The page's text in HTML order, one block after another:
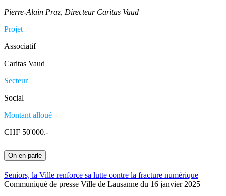
Pierre-Alain Praz, Directeur Caritas Vaud
Projet
Associatif
Caritas Vaud
Secteur
Social
Montant alloué
CHF 50'000.-
On en parle
Seniors, la Ville renforce sa lutte contre la fracture numérique
Communiqué de presse Ville de Lausanne du 16 janvier 2025